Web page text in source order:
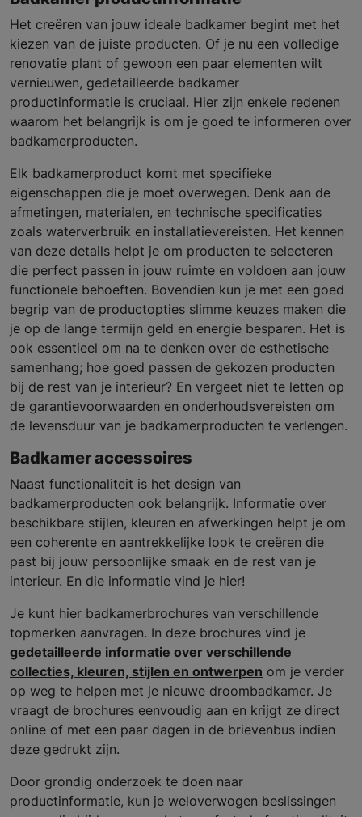
Het creëren van jouw ideale badkamer begint met het
kiezen van de juiste producten. Of je nu een volledige
renovatie plant of gewoon een paar elementen wilt
vernieuwen, gedetailleerde badkamer
productinformatie is cruciaal. Hier zijn enkele redenen
waarom het belangrijk is om je goed te informeren over
badkamerproducten.
Elk badkamerproduct komt met specifieke
eigenschappen die je moet overwegen. Denk aan de
afmetingen, materialen, en technische specificaties
zoals waterverbruik en installatievereisten. Het kennen
van deze details helpt je om producten te selecteren
die perfect passen in jouw ruimte en voldoen aan jouw
functionele behoeften. Bovendien kun je met een goed
begrip van de productopties slimme keuzes maken die
je op de lange termijn geld en energie besparen. Het is
ook essentieel om na te denken over de esthetische
samenhang; hoe goed passen de gekozen producten
bij de rest van je interieur? En vergeet niet te letten op
de garantievoorwaarden en onderhoudsvereisten om
de levensduur van je badkamerproducten te verlengen.
Badkamer accessoires
Naast functionaliteit is het design van
badkamerproducten ook belangrijk. Informatie over
beschikbare stijlen, kleuren en afwerkingen helpt je om
een coherente en aantrekkelijke look te creëren die
past bij jouw persoonlijke smaak en de rest van je
interieur. En die informatie vind je hier!
Je kunt hier badkamerbrochures van verschillende
topmerken aanvragen. In deze brochures vind je
gedetailleerde informatie over verschillende
collecties, kleuren, stijlen en ontwerpen om je verder
op weg te helpen met je nieuwe droombadkamer. Je
vraagt de brochures eenvoudig aan en krijgt ze direct
online of met een paar dagen in de brievenbus indien
deze gedrukt zijn.
Door grondig onderzoek te doen naar
productinformatie, kun je weloverwogen beslissingen